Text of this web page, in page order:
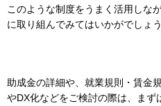
このような制度をうまく活用しな
に取り組んでみてはいかがでしょう
助成金の詳細や、就業規則・賃金
やDX化などをご検討の際は、ま